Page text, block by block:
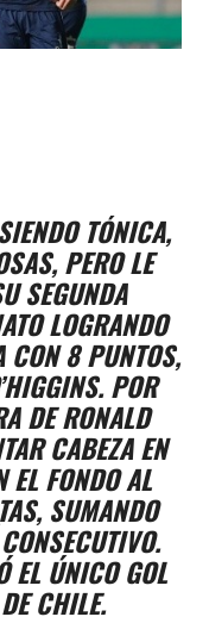
TÓNICA,
PERO LE
SEGUNDA
LOGRANDO
CON 8 PUNTOS,
POR
DE RONALD
CABEZA EN
EL FONDO AL
SUMANDO
EL ÚNICO GOL
CHILE.